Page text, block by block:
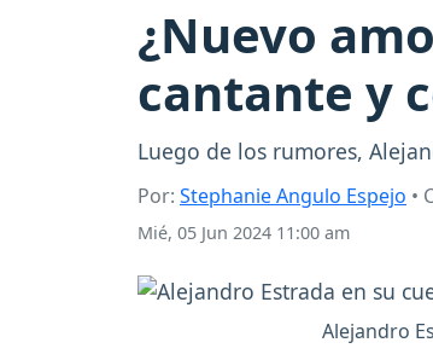
¿Nuevo
cantante y
Luego de los rumores,
Por: Stephanie Angulo Espejo •
Mié, 05 Jun 2024 11:00 am
Alejandro